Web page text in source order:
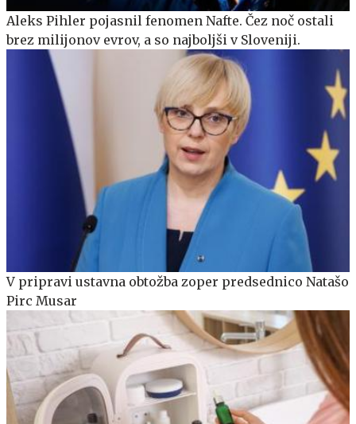
Aleks Pihler pojasnil fenomen Nafte. Čez noč ostali
brez milijonov evrov, a so najboljši v Sloveniji.
V pripravi ustavna obtožba zoper predsednico Natašo
Pirc Musar